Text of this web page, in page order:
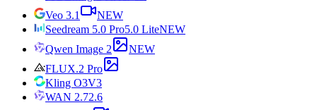
Veo 3.1
NEW
Seedream 5.0 Pro5.0 LiteNEW
Qwen Image 2
NEW
FLUX.2 Pro
Kling O3V3
WAN 2.72.6